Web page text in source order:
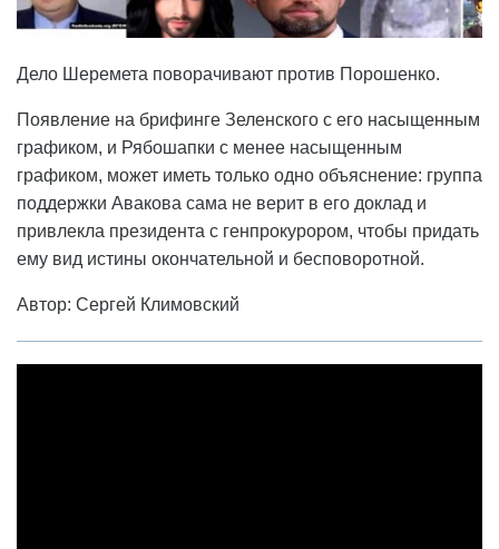
Дело Шеремета поворачивают против Порошенко.
Появление на брифинге Зеленского с его насыщенным
графиком, и Рябошапки с менее насыщенным
графиком, может иметь только одно объяснение: группа
поддержки Авакова сама не верит в его доклад и
привлекла президента с генпрокурором, чтобы придать
ему вид истины окончательной и бесповоротной.
Автор: Сергей Климовский